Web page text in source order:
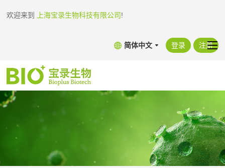
欢迎来到 上海宝录生物科技有限公司!
简体中文 登录 注册